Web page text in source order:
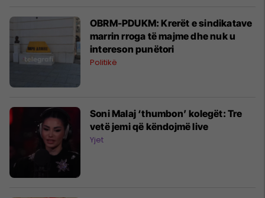
OBRM-PDUKM: Krerët e sindikatave
marrin rroga të majme dhe nuk u
intereson punëtori
Politikë
Soni Malaj ‘thumbon’ kolegët: Tre
vetë jemi që këndojmë live
Yjet